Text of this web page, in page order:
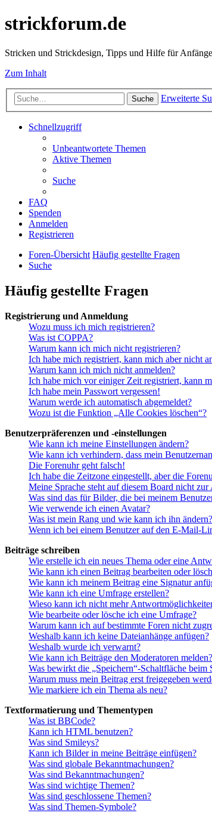
strickforum.de
Stricken und Strickdesign, Tipps und Hilfe für
Zum Inhalt
Suche Erweiterte
Schnellzugriff
Unbeantwortete Themen
Aktive Themen
Suche
FAQ
Spenden
Anmelden
Registrieren
Foren-Übersicht Häufig gestellte Fragen
Suche
Häufig gestellte Fragen
Registrierung und Anmeldung
Wozu muss ich mich registrieren?
Was ist COPPA?
Warum kann ich mich nicht registrieren?
Ich habe mich registriert, kann mich aber nicht
Warum kann ich mich nicht anmelden?
Ich habe mich vor einiger Zeit registriert, kann
Ich habe mein Passwort vergessen!
Warum werde ich automatisch abgemeldet?
Wozu ist die Funktion „Alle Cookies löschen“?
Benutzerpräferenzen und -einstellungen
Wie kann ich meine Einstellungen ändern?
Wie kann ich verhindern, dass mein
Die Forenuhr geht falsch!
Ich habe die Zeitzone eingestellt, aber die
Meine Sprache steht auf diesem Board nicht
Was sind das für Bilder, die bei meinem
Wie verwende ich einen Avatar?
Was ist mein Rang und wie kann ich ihn ändern?
Wenn ich bei einem Benutzer auf den E-Mail-
Beiträge schreiben
Wie erstelle ich ein neues Thema oder eine
Wie kann ich einen Beitrag bearbeiten oder
Wie kann ich meinem Beitrag eine Signatur
Wie kann ich eine Umfrage erstellen?
Wieso kann ich nicht mehr
Wie bearbeite oder lösche ich eine Umfrage?
Warum kann ich auf bestimmte Foren nicht
Weshalb kann ich keine Dateianhänge anfügen?
Weshalb wurde ich verwarnt?
Wie kann ich Beiträge den Moderatoren melden?
Was bewirkt die „Speichern“-Schaltfläche beim
Warum muss mein Beitrag erst freigegeben
Wie markiere ich ein Thema als neu?
Textformatierung und Thementypen
Was ist BBCode?
Kann ich HTML benutzen?
Was sind Smileys?
Kann ich Bilder in meine Beiträge einfügen?
Was sind globale Bekanntmachungen?
Was sind Bekanntmachungen?
Was sind wichtige Themen?
Was sind geschlossene Themen?
Was sind Themen-Symbole?